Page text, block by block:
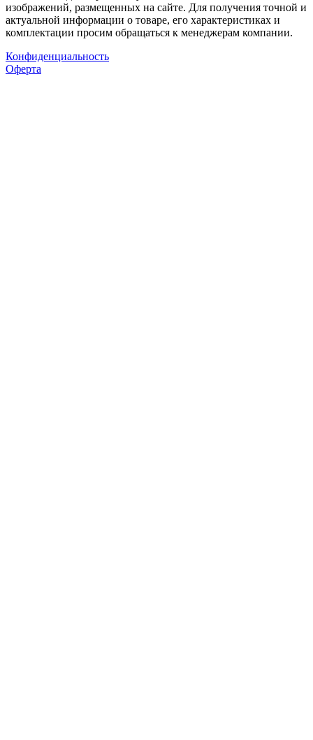
изображений, размещенных на сайте. Для получения точной и
актуальной информации о товаре, его характеристиках и
комплектации просим обращаться к менеджерам компании.
Конфиденциальность
Оферта